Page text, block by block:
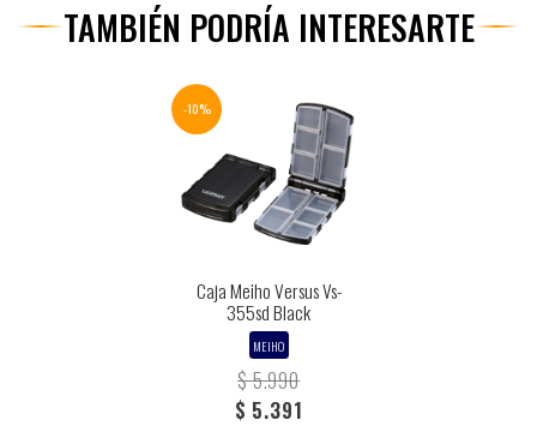
TAMBIÉN PODRÍA INTERESARTE
-10%
Caja Meiho Versus Vs-
355sd Black
MEIHO
$ 5.990
$ 5.391